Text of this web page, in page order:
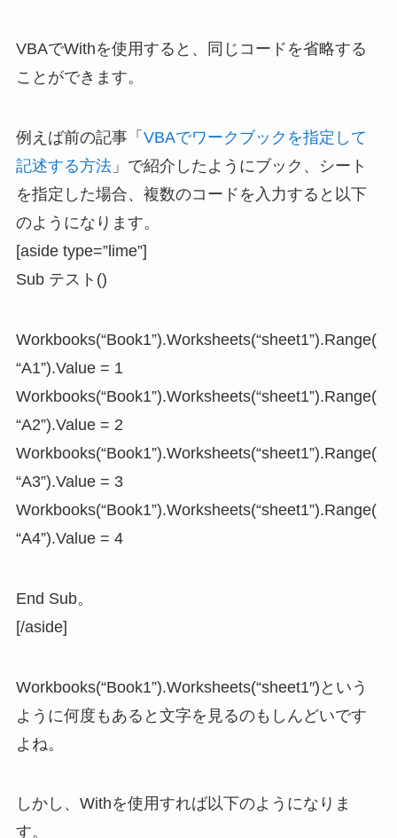
VBAでWithを使用すると、同じコードを省略する
ことができます。
例えば前の記事「 VBAでワークブックを指定して
記述する方法」で紹介したようにブック、シート
を指定した場合、複数のコードを入力すると以下
のようになります。
[aside type=”lime”]
Sub テスト()
Workbooks(“Book1”).Worksheets(“sheet1”).Range(
“A1”).Value = 1
Workbooks(“Book1”).Worksheets(“sheet1”).Range(
“A2”).Value = 2
Workbooks(“Book1”).Worksheets(“sheet1”).Range(
“A3”).Value = 3
Workbooks(“Book1”).Worksheets(“sheet1”).Range(
“A4”).Value = 4
End Sub。
[/aside]
Workbooks(“Book1”).Worksheets(“sheet1″)という
ように何度もあると文字を見るのもしんどいです
よね。
しかし、Withを使用すれば以下のようになりま
す。